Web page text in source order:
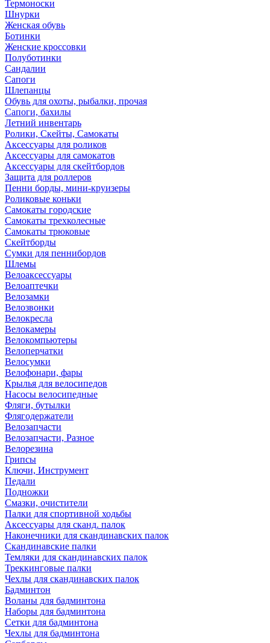
Термоноски
Шнурки
Женская обувь
Ботинки
Женские кроссовки
Полуботинки
Сандалии
Сапоги
Шлепанцы
Обувь для охоты, рыбалки, прочая
Сапоги, бахилы
Летний инвентарь
Ролики, Скейты, Самокаты
Аксессуары для роликов
Аксессуары для самокатов
Аксессуары для скейтбордов
Защита для роллеров
Пенни борды, мини-круизеры
Роликовые коньки
Самокаты городские
Самокаты трехколесные
Самокаты трюковые
Скейтборды
Сумки для пеннибордов
Шлемы
Велоаксессуары
Велоаптечки
Велозамки
Велозвонки
Велокресла
Велокамеры
Велокомпьютеры
Велоперчатки
Велосумки
Велофонари, фары
Крылья для велосипедов
Насосы велосипедные
Фляги, бутылки
Флягодержатели
Велозапчасти
Велозапчасти, Разное
Велорезина
Грипсы
Ключи, Инструмент
Педали
Подножки
Смазки, очистители
Палки для спортивной ходьбы
Аксессуары для сканд. палок
Наконечники для скандинавских палок
Скандинавские палки
Темляки для скандинавских палок
Треккинговые палки
Чехлы для скандинавских палок
Бадминтон
Воланы для бадминтона
Наборы для бадминтона
Сетки для бадминтона
Чехлы для бадминтона